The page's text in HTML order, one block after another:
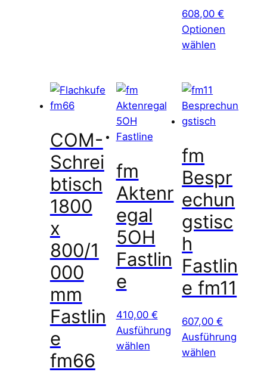
608,00€
Optionen
wählen
COM-
Schrei
btisch
1800
x
800/1
000
mm
Fastlin
e
fm66
fm
Aktenr
egal
5OH
Fastlin
e
410,00 €
Ausführung
wählen
fm
Bespr
echun
gstisc
h
Fastlin
e fm11
607,00€
Ausführung
wählen